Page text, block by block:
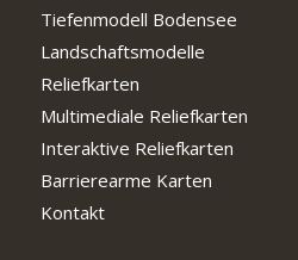
Tiefenmodell Bodensee
Landschaftsmodelle
Reliefkarten
Multimediale Reliefkarten
Interaktive Reliefkarten
Barrierearme Karten
Kontakt